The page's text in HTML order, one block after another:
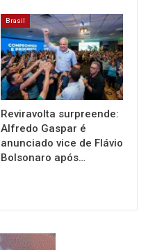
Brasil
Reviravolta surpreende:
Alfredo Gaspar é
anunciado vice de Flávio
Bolsonaro após…